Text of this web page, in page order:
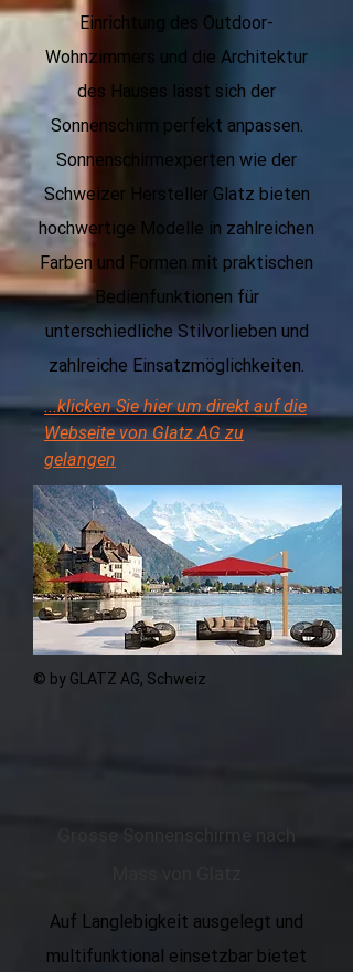
Einrichtung des Outdoor-
Wohnzimmers und die Architektur
des Hauses lässt sich der
Sonnenschirm perfekt anpassen.
Sonnenschirmexperten wie der
Schweizer Hersteller Glatz bieten
hochwertige Modelle in zahlreichen
Farben und Formen mit praktischen
Bedienfunktionen für
unterschiedliche Stilvorlieben und
zahlreiche Einsatzmöglichkeiten.
...klicken Sie hier um direkt auf die
Webseite von Glatz AG zu
gelangen
© by GLATZ AG, Schweiz
Grosse Sonnenschirme nach
Auf Langlebigkeit ausgelegt und
multifunktional einsetzbar bietet